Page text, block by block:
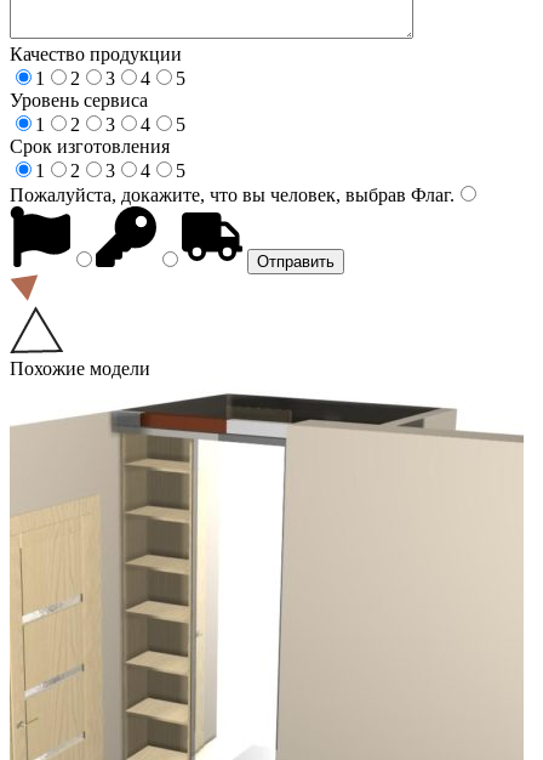
Качество продукции
1
2 3 4
5
Уровень сервиса
1
2 3 4
5
Срок изготовления
1
2 3 4
5
Пожалуйста, докажите, что вы человек, выбрав Флаг.
Похожие модели